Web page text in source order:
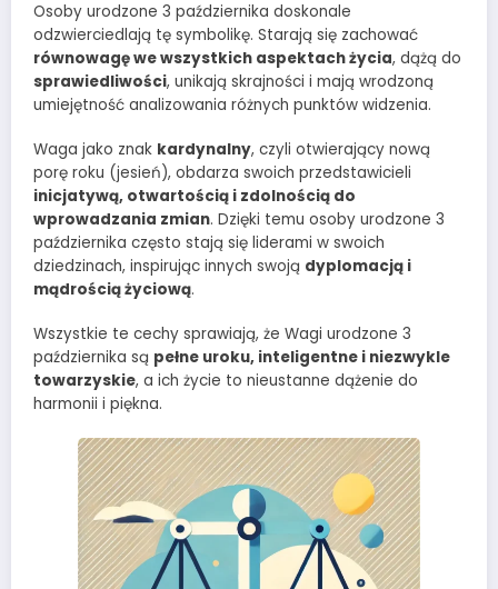
Osoby urodzone 3 października doskonale
odzwierciedlają tę symbolikę. Starają się zachować
równowagę we wszystkich aspektach życia, dążą do
sprawiedliwości, unikają skrajności i mają wrodzoną
umiejętność analizowania różnych punktów widzenia.
Waga jako znak kardynalny, czyli otwierający nową
porę roku (jesień), obdarza swoich przedstawicieli
inicjatywą, otwartością i zdolnością do
wprowadzania zmian. Dzięki temu osoby urodzone 3
października często stają się liderami w swoich
dziedzinach, inspirując innych swoją dyplomacją i
mądrością życiową.
Wszystkie te cechy sprawiają, że Wagi urodzone 3
października są pełne uroku, inteligentne i niezwykle
towarzyskie, a ich życie to nieustanne dążenie do
harmonii i piękna.